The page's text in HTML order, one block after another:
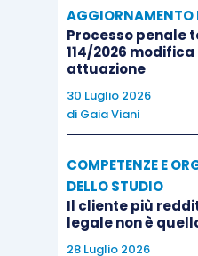
AGGIORNAMENTO
Processo penale
114/2026
attuazione
30 Luglio 2026
di Gaia Viani
COMPETENZE E
DELLO STUDIO
Il cliente più
legale non è
28 Luglio 2026